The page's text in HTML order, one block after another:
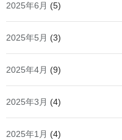
2025年6月 (5)
2025年5月 (3)
2025年4月 (9)
2025年3月 (4)
2025年1月 (4)